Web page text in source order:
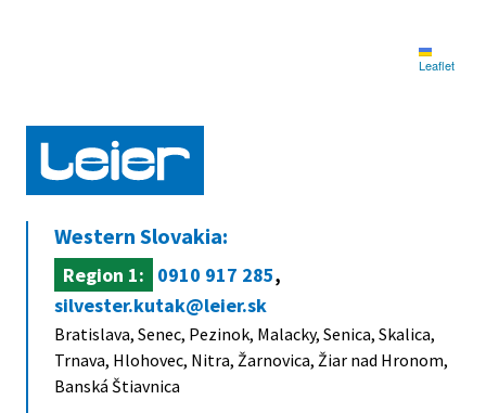
Leaflet
Western Slovakia:
Region 1: 0910 917 285,
silvester.kutak@leier.sk
Bratislava, Senec, Pezinok, Malacky, Senica, Skalica,
Trnava, Hlohovec, Nitra, Žarnovica, Žiar nad Hronom,
Banská Štiavnica